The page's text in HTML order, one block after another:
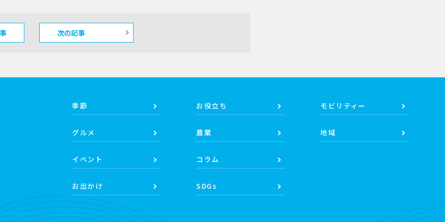
次の記事
季節
グルメ
イベント
お出かけ
お役立ち
農業
コラム
SDGs
モビリティー
地域